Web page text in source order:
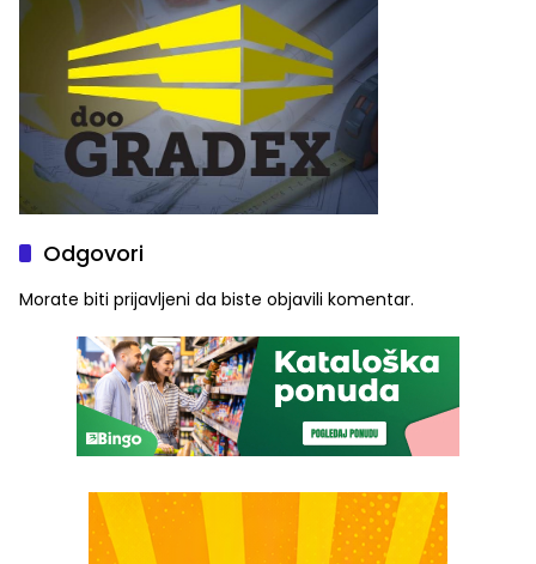
Odgovori
Morate biti prijavljeni da biste objavili komentar.